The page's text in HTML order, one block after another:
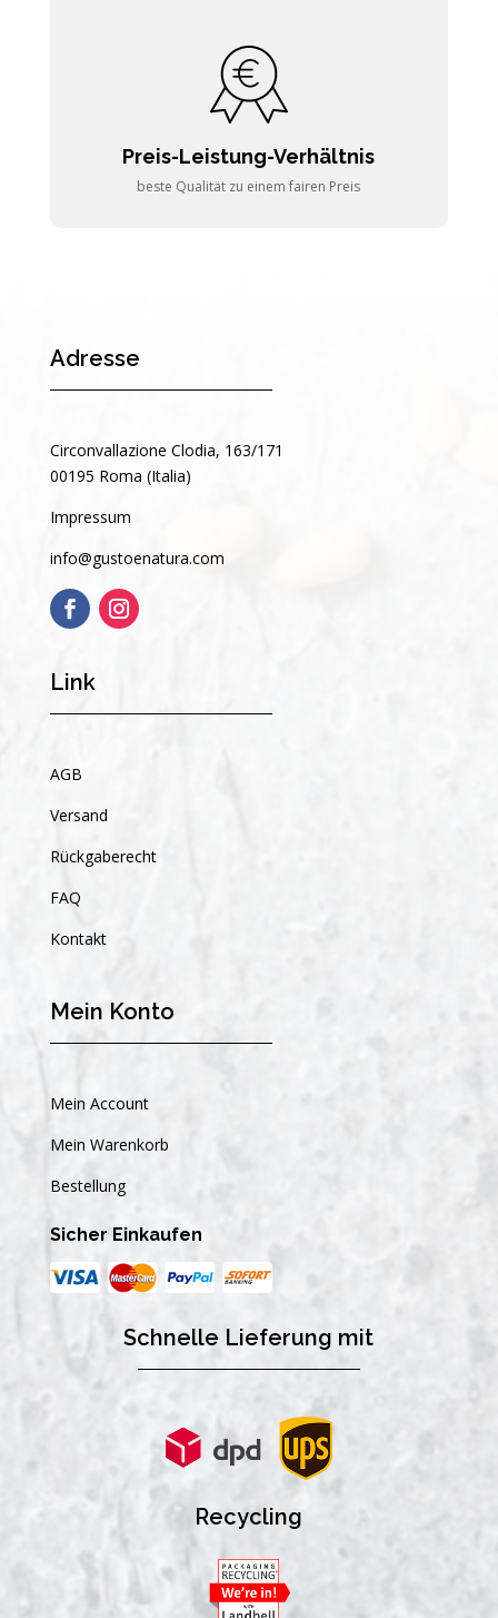
Preis-Leistung-Verhältnis
beste Qualität zu einem fairen Preis
Adresse
Circonvallazione Clodia, 163/171
00195 Roma (Italia)
Impressum
info@gustoenatura.com
Link
AGB
Versand
Rückgaberecht
FAQ
Kontakt
Mein Konto
Mein Account
Mein Warenkorb
Bestellung
Sicher Einkaufen
Schnelle Lieferung mit
Recycling